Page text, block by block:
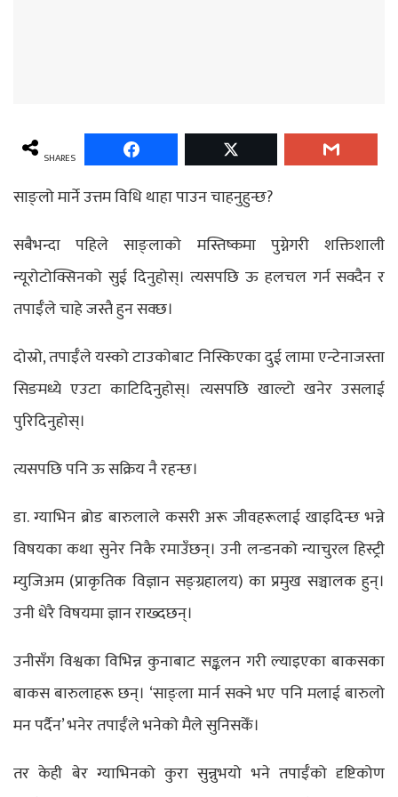
SHARES
साङ्लो मार्ने उत्तम विधि थाहा पाउन चाहनुहुन्छ?
सबैभन्दा पहिले साङ्लाको मस्तिष्कमा पुग्नेगरी शक्तिशाली
न्यूरोटोक्सिनको सुई दिनुहोस्। त्यसपछि ऊ हलचल गर्न सक्दैन र
तपाईँले चाहे जस्तै हुन सक्छ।
दोस्रो, तपाईँले यस्को टाउकोबाट निस्किएका दुई लामा एन्टेनाजस्ता
सिङमध्ये एउटा काटिदिनुहोस्। त्यसपछि खाल्टो खनेर उसलाई
पुरिदिनुहोस्।
त्यसपछि पनि ऊ सक्रिय नै रहन्छ।
डा. ग्याभिन ब्रोड बारुलाले कसरी अरू जीवहरूलाई खाइदिन्छ भन्ने
विषयका कथा सुनेर निकै रमाउँछन्। उनी लन्डनको न्याचुरल हिस्ट्री
म्युजिअम (प्राकृतिक विज्ञान सङ्ग्रहालय) का प्रमुख सञ्चालक हुन्।
उनी धेरै विषयमा ज्ञान राख्दछन्।
उनीसँग विश्वका विभिन्न कुनाबाट सङ्कलन गरी ल्याइएका बाकसका
बाकस बारुलाहरू छन्। ‘साङ्ला मार्न सक्ने भए पनि मलाई बारुलो
मन पर्दैन’ भनेर तपाईँले भनेको मैले सुनिसकेँ।
तर केही बेर ग्याभिनको कुरा सुन्नुभयो भने तपाईँको दृष्टिकोण